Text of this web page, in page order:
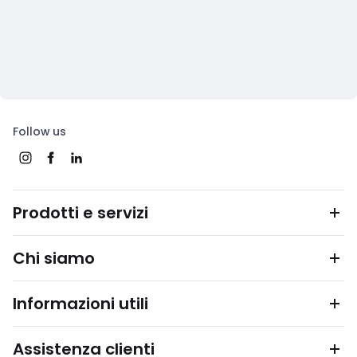
Follow us
Prodotti e servizi
Chi siamo
Informazioni utili
Assistenza clienti